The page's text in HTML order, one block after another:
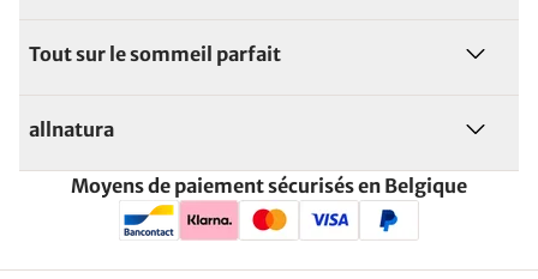
Tout sur le sommeil parfait
allnatura
Moyens de paiement sécurisés en Belgique